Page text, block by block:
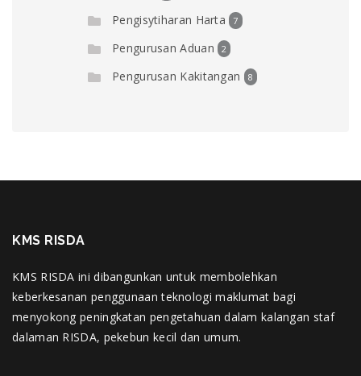
Pengisytiharan Harta 7
Pengurusan Aduan 2
Pengurusan Kakitangan 8
KMS RISDA
KMS RISDA ini dibangunkan untuk membolehkan
keberkesanan penggunaan teknologi maklumat bagi
menyokong peningkatan pengetahuan dalam kalangan staf
dalaman RISDA, pekebun kecil dan umum.